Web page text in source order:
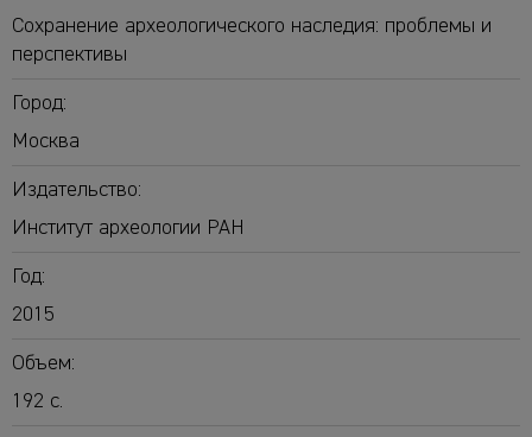
Сохранение археологического наследия: проблемы и
перспективы
Город:
Москва
Издательство:
Институт археологии РАН
Год:
2015
Объем:
192 с.